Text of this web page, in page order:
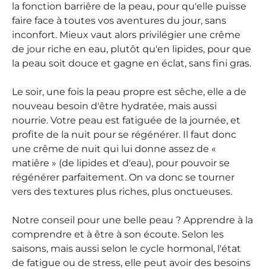
la fonction barriêre de la peau, pour qu'elle puisse
faire face à toutes vos aventures du jour, sans
inconfort. Mieux vaut alors privilégier une crême
de jour riche en eau, plutôt qu'en lipides, pour que
la peau soit douce et gagne en éclat, sans fini gras.
Le soir, une fois la peau propre est sêche, elle a de
nouveau besoin d'être hydratée, mais aussi
nourrie. Votre peau est fatiguée de la journée, et
profite de la nuit pour se régénérer. Il faut donc
une crême de nuit qui lui donne assez de «
matiêre » (de lipides et d'eau), pour pouvoir se
régénérer parfaitement. On va donc se tourner
vers des textures plus riches, plus onctueuses.
Notre conseil pour une belle peau ? Apprendre à la
comprendre et à être à son écoute. Selon les
saisons, mais aussi selon le cycle hormonal, l'état
de fatigue ou de stress, elle peut avoir des besoins